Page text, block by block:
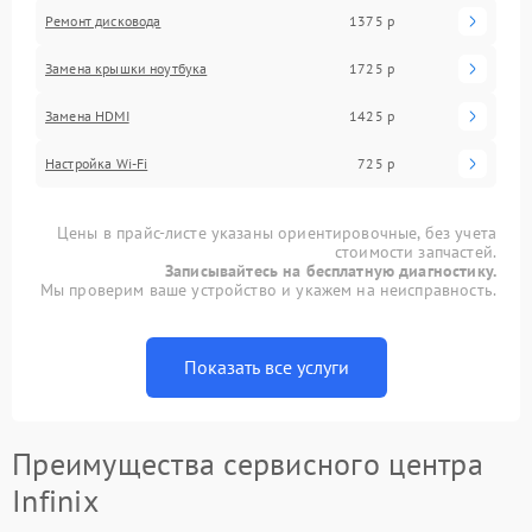
Ремонт дисковода 1375 р
Замена крышки ноутбука 1725 р
Замена HDMI 1425 р
Настройка Wi-Fi 725 р
Цены в прайс-листе указаны ориентировочные, без учета
стоимости запчастей.
Записывайтесь на бесплатную диагностику.
Мы проверим ваше устройство и укажем на неисправность.
Показать все услуги
Преимущества сервисного центра
Infinix